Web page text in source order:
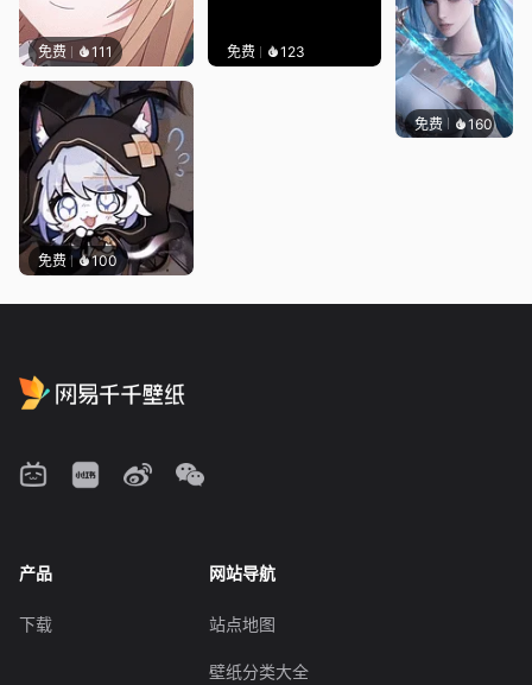
免费 111 免费 123
免费 100
免费 160好看
产品
下载
网站导航
站点地图
壁纸分类大全